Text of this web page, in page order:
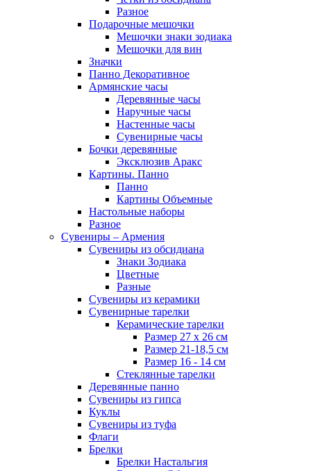
Разное
Подарочные мешочки
Мешочки знаки зодиака
Мешочки для вин
Значки
Панно Декоративное
Армянские часы
Деревянные часы
Наручные часы
Настенные часы
Сувенирные часы
Бочки деревянные
Эксклюзив Аракс
Картины. Панно
Панно
Картины Объемные
Настольные наборы
Разное
Сувениры – Армения
Сувениры из обсидиана
Знаки Зодиака
Цветные
Разные
Сувениры из керамики
Сувенирные тарелки
Керамические тарелки
Размер 27 х 26 см
Размер 21-18,5 см
Размер 16 - 14 см
Стеклянные тарелки
Деревянные панно
Сувениры из гипса
Куклы
Сувениры из туфа
Флаги
Брелки
Брелки Настальгия